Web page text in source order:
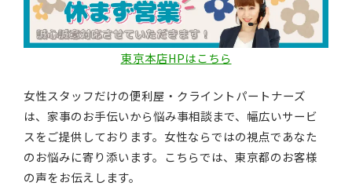
東京本店HPはこちら
女性スタッフだけの便利屋・クライントパートナーズ
は、家事のお手伝いから悩み事相談まで、幅広いサービ
スをご提供しております。女性ならではの視点であなた
のお悩みに寄り添います。こちらでは、東京都のお客様
の声をお伝えします。